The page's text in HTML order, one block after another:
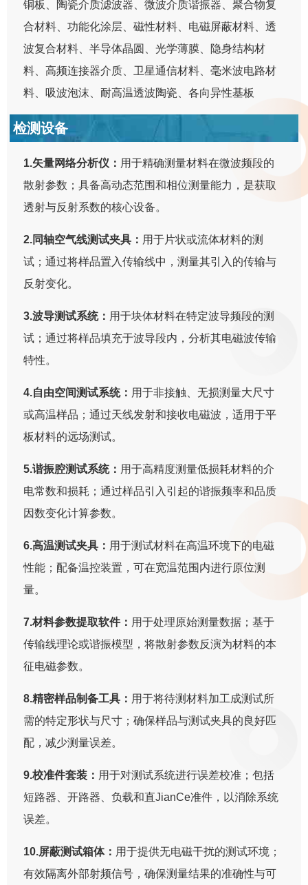
铜板、陶瓷介质滤波器、微波介质谐振器、聚合物复
合材料、功能化涂层、磁性材料、电磁屏蔽材料、透
波复合材料、半导体晶圆、光学薄膜、隐身结构材
料、高频连接器介质、卫星通信材料、毫米波电路材
料、吸波泡沫、耐高温透波陶瓷、各向异性基板
检测设备
1.矢量网络分析仪： 用于精确测量材料在微波频段的
散射参数；具备高动态范围和相位测量能力，是获取
透射与反射系数的核心设备。
2.同轴空气线测试夹具： 用于片状或流体材料的测
试；通过将样品置入传输线中，测量其引入的传输与
反射变化。
3.波导测试系统： 用于块体材料在特定波导频段的测
试；通过将样品填充于波导段内，分析其电磁波传输
特性。
4.自由空间测试系统： 用于非接触、无损测量大尺寸
或高温样品；通过天线发射和接收电磁波，适用于平
板材料的远场测试。
5.谐振腔测试系统： 用于高精度测量低损耗材料的介
电常数和损耗；通过样品引入引起的谐振频率和品质
因数变化计算参数。
6.高温测试夹具： 用于测试材料在高温环境下的电磁
性能；配备温控装置，可在宽温范围内进行原位测
量。
7.材料参数提取软件： 用于处理原始测量数据；基于
传输线理论或谐振模型，将散射参数反演为材料的本
征电磁参数。
8.精密样品制备工具： 用于将待测材料加工成测试所
需的特定形状与尺寸；确保样品与测试夹具的良好匹
配，减少测量误差。
9.校准件套装： 用于对测试系统进行误差校准；包括
短路器、开路器、负载和直JianCe准件，以消除系统
误差。
10.屏蔽测试箱体： 用于提供无电磁干扰的测试环境；
有效隔离外部射频信号，确保测量结果的准确性与可